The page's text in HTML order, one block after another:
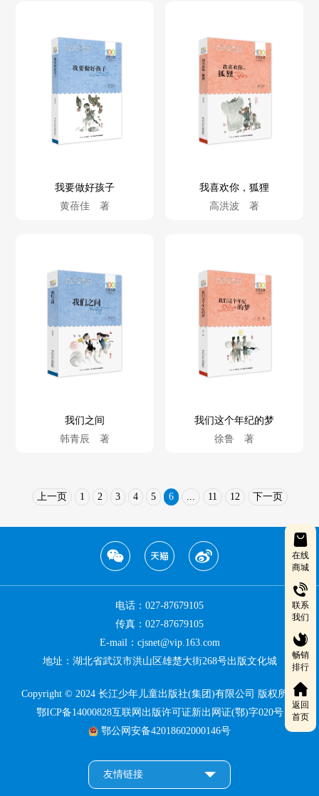
在线
商城
联系
我们
畅销
排行
返回
首页
我要做好孩子
黄蓓佳 著
我喜欢你，狐狸
高洪波 著
我们之间
韩青辰 著
我们这个年纪的梦
徐鲁 著
上一页 1 2 3 4 5 6 ... 11 12 下一页
电话：027-87679105
传真：027-87679105
E-mail：cjsnet@vip.163.com
地址：湖北省武汉市洪山区雄楚大街268号出版文化城
Copyright © 2024 长江少年儿童出版社(集团)有限公司 版权所有
鄂ICP备14000828互联网出版许可证新出网证(鄂)字020号
鄂公网安备42018602000146号
友情链接